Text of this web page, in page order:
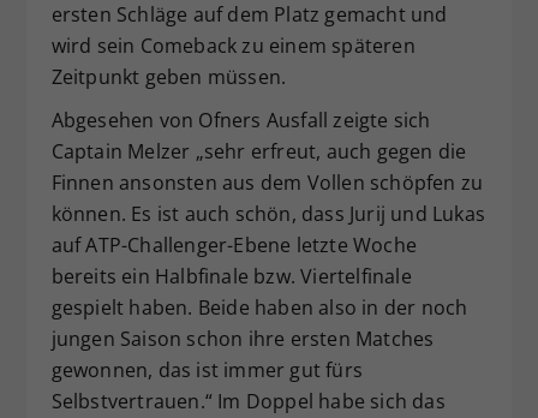
ersten Schläge auf dem Platz gemacht und
wird sein Comeback zu einem späteren
Zeitpunkt geben müssen.
Abgesehen von Ofners Ausfall zeigte sich
Captain Melzer „sehr erfreut, auch gegen die
Finnen ansonsten aus dem Vollen schöpfen zu
können. Es ist auch schön, dass Jurij und Lukas
auf ATP-Challenger-Ebene letzte Woche
bereits ein Halbfinale bzw. Viertelfinale
gespielt haben. Beide haben also in der noch
jungen Saison schon ihre ersten Matches
gewonnen, das ist immer gut fürs
Selbstvertrauen.“ Im Doppel habe sich das